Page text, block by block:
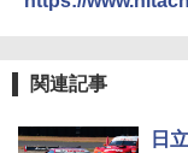
関連記事
日